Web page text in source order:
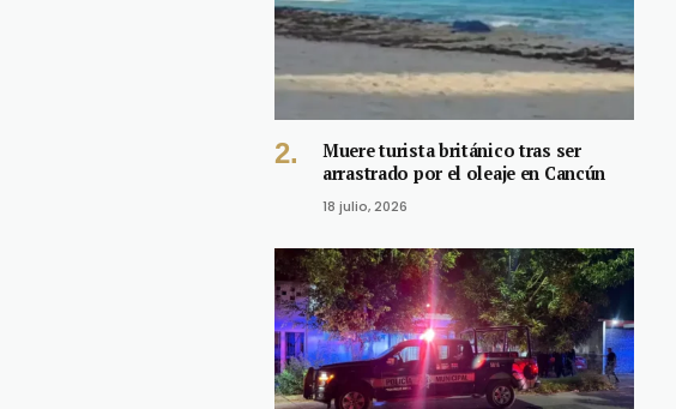
Muere turista británico tras ser
arrastrado por el oleaje en Cancún
18 julio, 2026